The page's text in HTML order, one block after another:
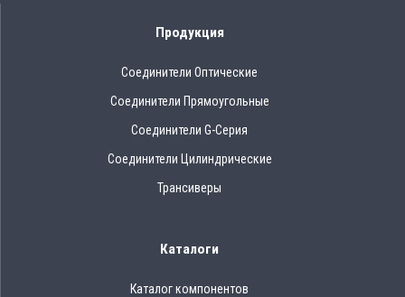
Продукция
Соединители Оптические
Соединители Прямоугольные
Соединители G-Серия
Соединители Цилиндрические
Трансиверы
Каталоги
Каталог компонентов